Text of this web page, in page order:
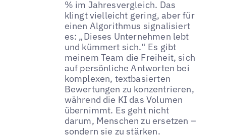
% im Jahresvergleich. Das
klingt vielleicht gering, aber für
einen Algorithmus signalisiert
es: „Dieses Unternehmen lebt
und kümmert sich.“ Es gibt
meinem Team die Freiheit, sich
auf persönliche Antworten bei
komplexen, textbasierten
Bewertungen zu konzentrieren,
während die KI das Volumen
übernimmt. Es geht nicht
darum, Menschen zu ersetzen –
sondern sie zu stärken.